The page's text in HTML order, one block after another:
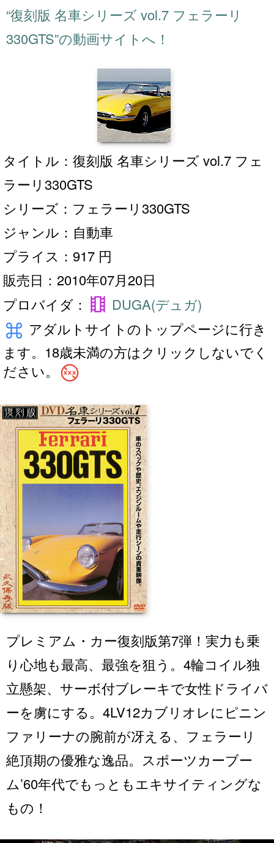
“復刻版 名車シリーズ vol.7 フェラーリ
330GTS”の動画サイトへ！
タイトル：復刻版 名車シリーズ vol.7 フェ
ラーリ330GTS
シリーズ：フェラーリ330GTS
ジャンル：自動車
プライス：917 円
販売日：2010年07月20日
プロバイダ： theaters DUGA(デュガ)
keyboard_command_key アダルトサイトのトップページに行き
ます。18歳未満の方はクリックしないでく
ださい。 no_adult_content
プレミアム・カー復刻版第7弾！実力も乗
り心地も最高、最強を狙う。4輪コイル独
立懸架、サーボ付ブレーキで女性ドライバ
ーを虜にする。4LV12カブリオレにピニン
ファリーナの腕前が冴える、フェラーリ
絶頂期の優雅な逸品。スポーツカーブー
ム’60年代でもっともエキサイティングな
もの！